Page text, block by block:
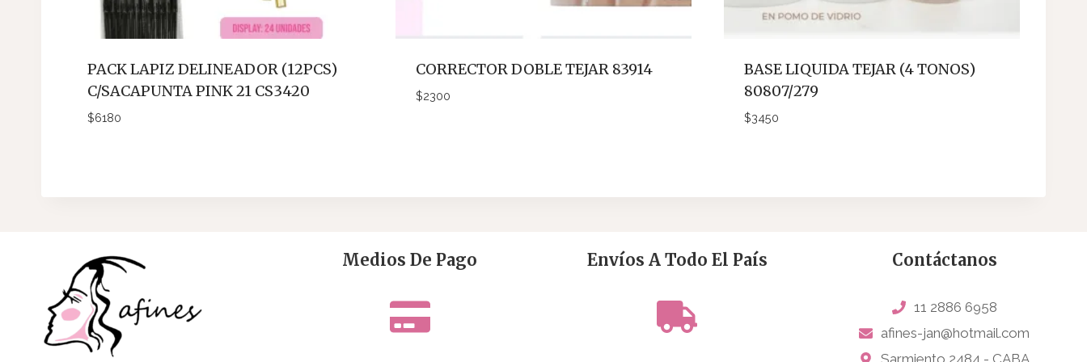
PACK LAPIZ DELINEADOR (12PCS)
C/SACAPUNTA PINK 21 CS3420
$6180
CORRECTOR DOBLE TEJAR 83914
$2300
BASE LIQUIDA TEJAR (4 TONOS)
80807/279
$3450
Medios De Pago Envíos A Todo El País Contáctanos
11 2886 6958
afines-jan@hotmail.com
Sarmiento 2484 - CABA